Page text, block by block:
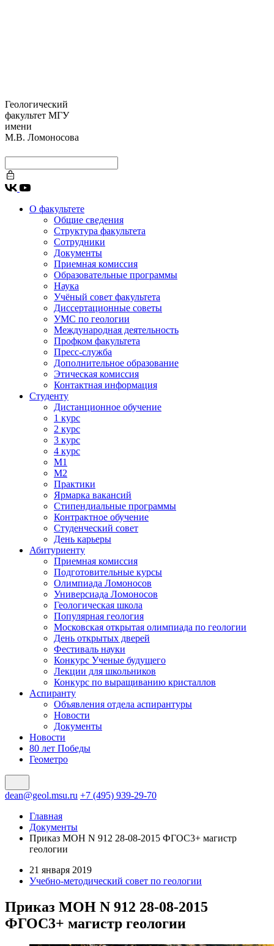
Геологический
факультет МГУ
имени
М.В. Ломоносова
О факультете
Общие сведения
Структура факультета
Сотрудники
Документы
Приемная комиссия
Образовательные программы
Наука
Учёный совет факультета
Диссертационные советы
УМС по геологии
Международная деятельность
Профком факультета
Пресс-служба
Дополнительное образование
Этическая комиссия
Контактная информация
Студенту
Дистанционное обучение
1 курс
2 курс
3 курс
4 курс
М1
М2
Практики
Ярмарка вакансий
Стипендиальные программы
Контрактное обучение
Студенческий совет
День карьеры
Абитуриенту
Приемная комиссия
Подготовительные курсы
Олимпиада Ломоносов
Универсиада Ломоносов
Геологическая школа
Популярная геология
Московская открытая олимпиада по геологии
День открытых дверей
Фестиваль науки
Конкурс Ученые будущего
Лекции для школьников
Конкурс по выращиванию кристаллов
Аспиранту
Объявления отдела аспирантуры
Новости
Документы
Новости
80 лет Победы
Геометро
dean@geol.msu.ru +7 (495) 939-29-70
Главная
Документы
Приказ МОН N 912 28-08-2015 ФГОС3+ магистр
геологии
21 января 2019
Учебно-методический совет по геологии
Приказ МОН N 912 28-08-2015
ФГОС3+ магистр геологии